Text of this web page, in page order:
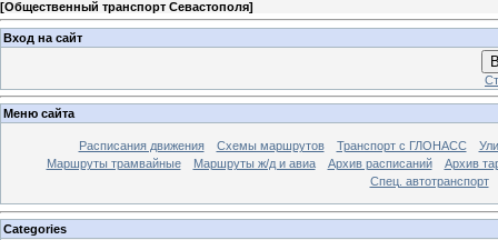
[Общественный транспорт Севастополя]
Вход на сайт
Меню сайта
Расписания движения Схемы маршрутов Транспорт с ГЛОНАСС
Маршруты трамвайные
Маршруты ж/д и авиа Архив расписаний
Архив
Спец. автотранспорт
Categories